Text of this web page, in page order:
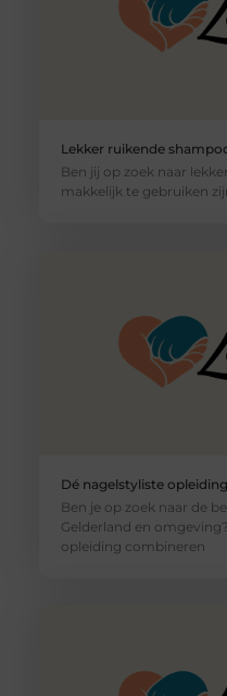
Lekker ruikende
Ben jij op zoek naar
makkelijk te gebruiken
Dé nagelstyliste
Ben je op zoek naar de
Gelderland en
opleiding combineren